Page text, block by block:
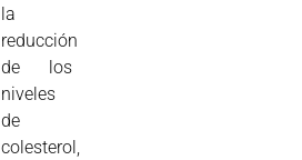
la
reducción
de los
niveles
de
colesterol,